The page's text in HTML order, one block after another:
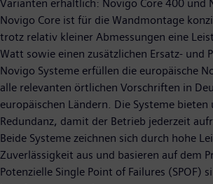
Varianten erhältlich: Novigo Core 400 und
Novigo Core ist für die Wandmontage
trotz relativ kleiner Abmessungen eine
Watt sowie einen zusätzlichen Ersatz- und
Novigo Systeme erfüllen die europäische
alle relevanten örtlichen Vorschriften in
europäischen Ländern. Die Systeme bieten
Redundanz, damit der Betrieb jederzeit
Beide Systeme zeichnen sich durch hohe
Zuverlässigkeit aus und basieren auf dem
Potenzielle Single Point of Failures (SPOF)